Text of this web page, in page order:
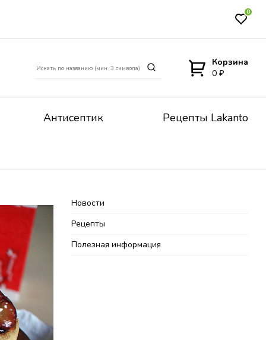
0
Корзина
0 ₽
Антисептик Рецепты Lakanto
Новости
Рецепты
Полезная информация